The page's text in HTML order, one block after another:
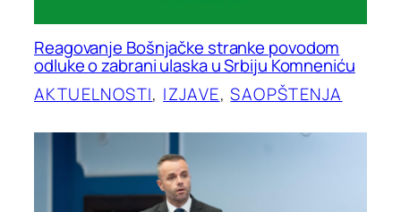
Reagovanje Bošnjačke stranke povodom
odluke o zabrani ulaska u Srbiju Komneniću
AKTUELNOSTI, IZJAVE, SAOPŠTENJA